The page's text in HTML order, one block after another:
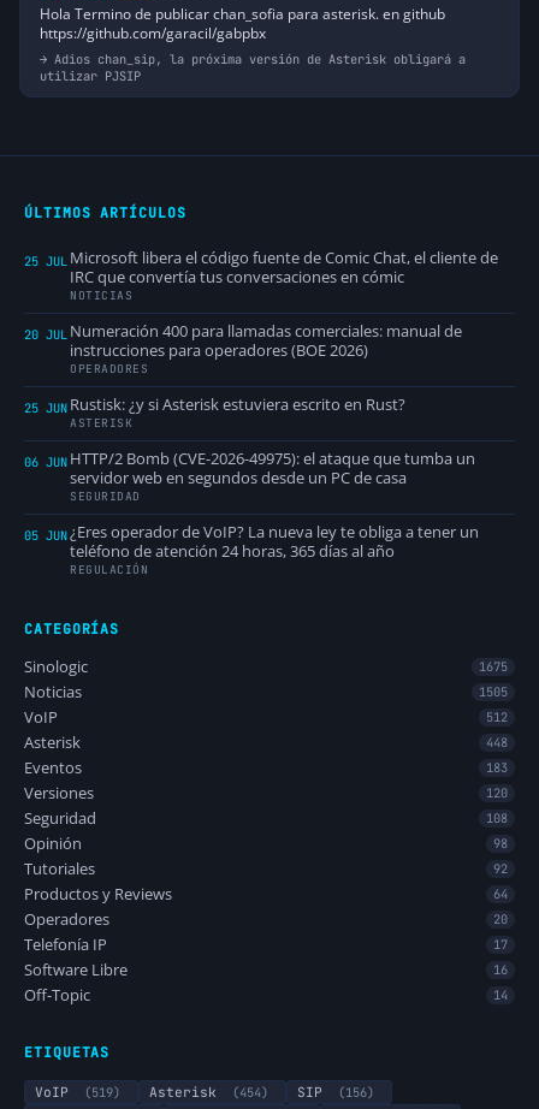
Hola Termino de publicar chan_sofia para asterisk. en github
https://github.com/garacil/gabpbx
Adios chan_sip, la próxima versión de Asterisk obligará a
utilizar PJSIP
ÚLTIMOS ARTÍCULOS
25 JUL Microsoft libera el código fuente de Comic Chat, el cliente de
IRC que convertía tus conversaciones en cómic
NOTICIAS
20 JUL Numeración 400 para llamadas comerciales: manual de
instrucciones para operadores (BOE 2026)
OPERADORES
25 JUN Rustisk: ¿y si Asterisk estuviera escrito en Rust?
ASTERISK
06 JUN HTTP/2 Bomb (CVE-2026-49975): el ataque que tumba un
servidor web en segundos desde un PC de casa
SEGURIDAD
05 JUN¿Eres operador de VoIP? La nueva ley te obliga a tener un
teléfono de atención 24 horas, 365 días al año
REGULACIÓN
CATEGORÍAS
Sinologic 1675
Noticias 1505
VoIP 512
Asterisk 448
Eventos 183
Versiones 120
Seguridad 108
Opinión 98
Tutoriales 92
Productos y Reviews 64
Operadores 20
Telefonía IP 17
Software Libre 16
Off-Topic 14
ETIQUETAS
VoIP (519) Asterisk (454) SIP
(156)